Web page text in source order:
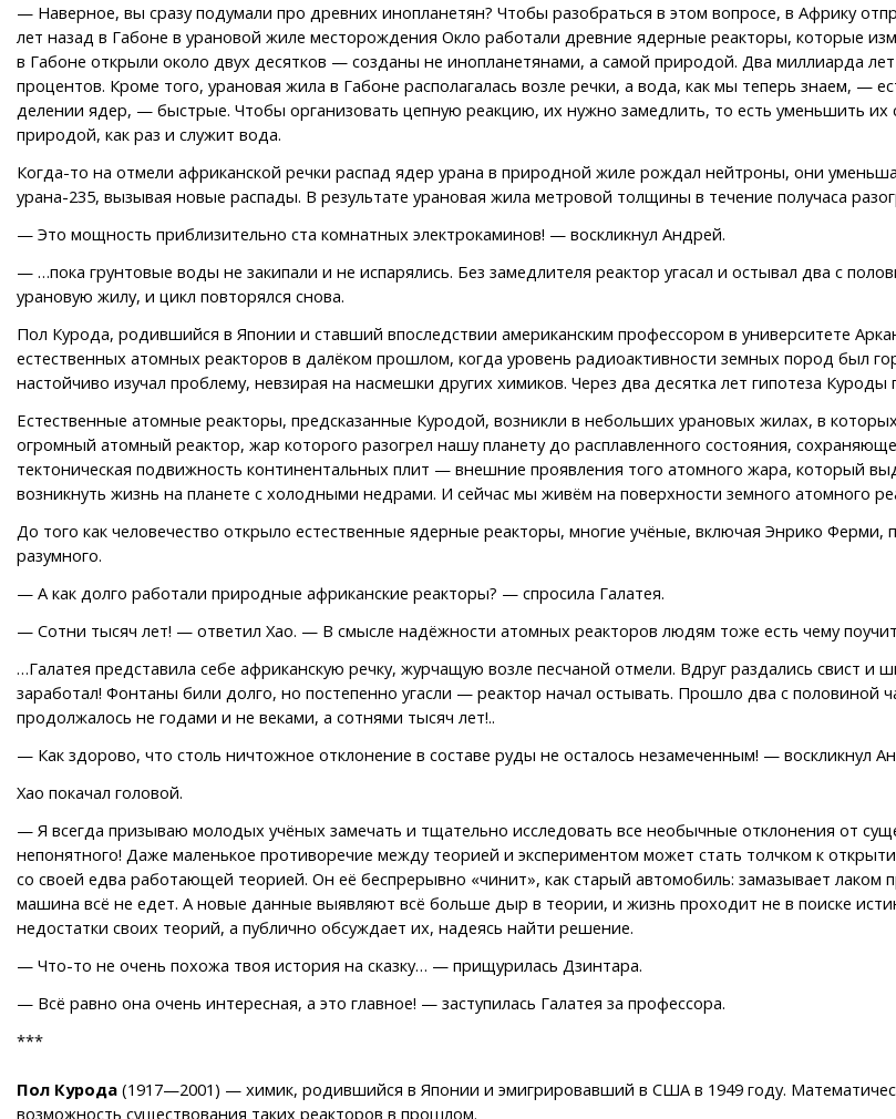
— Наверное, вы сразу подумали про древних инопланетян? Чтобы разобраться в этом вопросе, в Африку
лет назад в Габоне в урановой жиле месторождения Окло работали древние ядерные реакторы, которые
в Габоне открыли около двух десятков — созданы не инопланетянами, а самой природой. Два миллиарда
процентов. Кроме того, урановая жила в Габоне располагалась возле речки, а вода, как мы теперь знаем,
делении ядер, — быстрые. Чтобы организовать цепную реакцию, их нужно замедлить, то есть уменьшить их
природой, как раз и служит вода.
Когда-то на отмели африканской речки распад ядер урана в природной жиле рождал нейтроны, они
урана-235, вызывая новые распады. В результате урановая жила метровой толщины в течение получаса
— Это мощность приблизительно ста комнатных электрокаминов! — воскликнул Андрей.
— …пока грунтовые воды не закипали и не испарялись. Без замедлителя реактор угасал и остывал два с
урановую жилу, и цикл повторялся снова.
Пол Курода, родившийся в Японии и ставший впоследствии американским профессором в университете
естественных атомных реакторов в далёком прошлом, когда уровень радиоактивности земных пород был
настойчиво изучал проблему, невзирая на насмешки других химиков. Через два десятка лет гипотеза
Естественные атомные реакторы, предсказанные Куродой, возникли в небольших урановых жилах, в
огромный атомный реактор, жар которого разогрел нашу планету до расплавленного состояния,
тектоническая подвижность континентальных плит — внешние проявления того атомного жара, который
возникнуть жизнь на планете с холодными недрами. И сейчас мы живём на поверхности земного атомного
До того как человечество открыло естественные ядерные реакторы, многие учёные, включая Энрико
разумного.
— А как долго работали природные африканские реакторы? — спросила Галатея.
— Сотни тысяч лет! — ответил Хао. — В смысле надёжности атомных реакторов людям тоже есть чему
…Галатея представила себе африканскую речку, журчащую возле песчаной отмели. Вдруг раздались свист и
заработал! Фонтаны били долго, но постепенно угасли — реактор начал остывать. Прошло два с половиной
продолжалось не годами и не веками, а сотнями тысяч лет!..
— Как здорово, что столь ничтожное отклонение в составе руды не осталось незамеченным! — воскликнул
Хао покачал головой.
— Я всегда призываю молодых учёных замечать и тщательно исследовать все необычные отклонения от
непонятного! Даже маленькое противоречие между теорией и экспериментом может стать толчком к
со своей едва работающей теорией. Он её беспрерывно «чинит», как старый автомобиль: замазывает
машина всё не едет. А новые данные выявляют всё больше дыр в теории, и жизнь проходит не в поиске
недостатки своих теорий, а публично обсуждает их, надеясь найти решение.
— Что-то не очень похожа твоя история на сказку… — прищурилась Дзинтара.
— Всё равно она очень интересная, а это главное! — заступилась Галатея за профессора.
***
Пол Курода (1917—2001) — химик, родившийся в Японии и эмигрировавший в США в 1949 году.
возможность существования таких реакторов в прошлом.